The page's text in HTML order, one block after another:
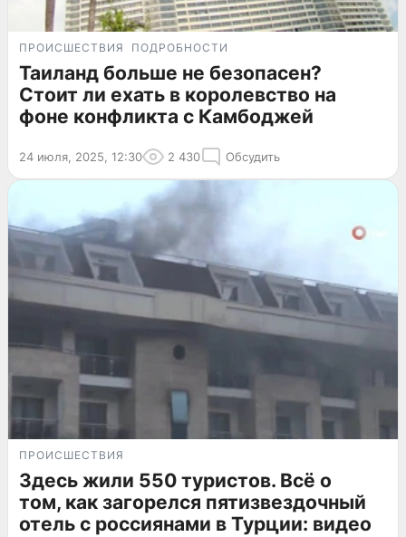
ПРОИСШЕСТВИЯ ПОДРОБНОСТИ
Таиланд больше не безопасен?
Стоит ли ехать в королевство на
фоне конфликта с Камбоджей
24 июля, 2025, 12:30 2 430 Обсудить
ПРОИСШЕСТВИЯ
Здесь жили 550 туристов. Всё о
том, как загорелся пятизвездочный
отель с россиянами в Турции: видео